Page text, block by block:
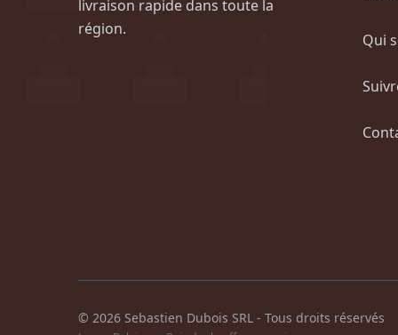
livraison rapide dans toute la
région.
Qui
© 2026 Sebastien Dubois SRL - Tous droits réservés